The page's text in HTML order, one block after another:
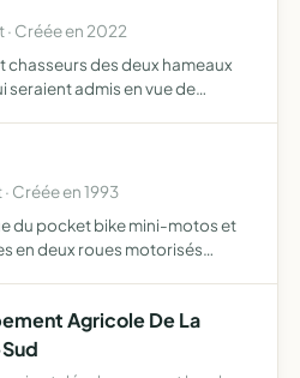
· Créée en 2022
chasseurs des deux hameaux
seraient admis en vue de
Créée en 1993
du pocket bike mini-motos et
en deux roues motorisés
Agricole De La